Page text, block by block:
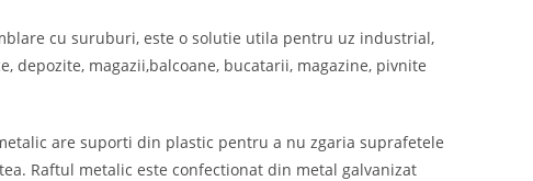
cu suruburi, este o solutie utila pentru uz industrial,
depozite, magazii,balcoane, bucatarii, magazine, pivnite
are suporti din plastic pentru a nu zgaria suprafetele
Raftul metalic este confectionat din metal galvanizat